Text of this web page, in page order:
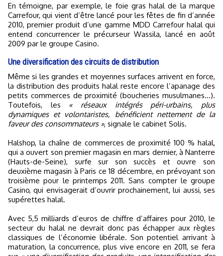
En témoigne, par exemple, le foie gras halal de la marque
Carrefour, qui vient d’être lancé pour les fêtes de fin d’année
2010, premier produit d’une gamme MDD Carrefour halal qui
entend concurrencer le précurseur Wassila, lancé en août
2009 par le groupe Casino.
Une diversification des circuits de distribution
Même si les grandes et moyennes surfaces arrivent en force,
la distribution des produits halal reste encore l’apanage des
petits commerces de proximité (boucheries musulmanes…).
Toutefois, les « réseaux intégrés péri-urbains, plus
dynamiques et volontaristes, bénéficient nettement de la
faveur des consommateurs », signale le cabinet Solis.
Halshop, la chaîne de commerces de proximité 100 % halal,
qui a ouvert son premier magasin en mars dernier, à Nanterre
(Hauts-de-Seine), surfe sur son succès et ouvre son
deuxième magasin à Paris ce 18 décembre, en prévoyant son
troisième pour le printemps 2011. Sans compter le groupe
Casino, qui envisagerait d’ouvrir prochainement, lui aussi, ses
supérettes halal.
Avec 5,5 milliards d’euros de chiffre d’affaires pour 2010, le
secteur du halal ne devrait donc pas échapper aux règles
classiques de l’économie libérale. Son potentiel arrivant à
maturation, la concurrence, plus vive encore en 2011, se fera